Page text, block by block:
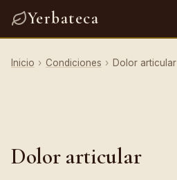
Yerbateca
Inicio › Condiciones › Dolor articular
Dolor articular